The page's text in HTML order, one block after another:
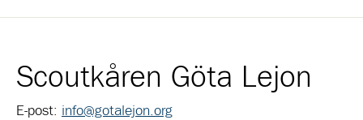
Scoutkåren Göta Lejon
E-post: info@gotalejon.org